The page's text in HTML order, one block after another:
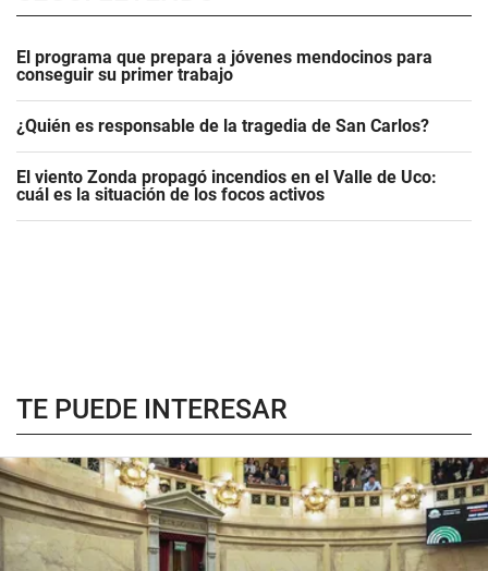
El programa que prepara a jóvenes mendocinos para
conseguir su primer trabajo
¿Quién es responsable de la tragedia de San Carlos?
El viento Zonda propagó incendios en el Valle de Uco:
cuál es la situación de los focos activos
TE PUEDE INTERESAR